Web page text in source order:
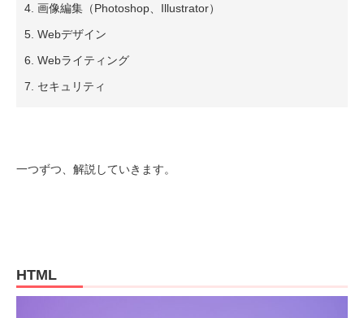
4. 画像編集（Photoshop、Illustrator）
5. Webデザイン
6. Webライティング
7. セキュリティ
一つずつ、解説していきます。
HTML